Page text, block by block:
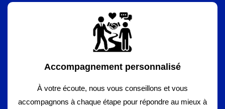
Accompagnement personnalisé
À votre écoute, nous vous conseillons et vous
accompagnons à chaque étape pour répondre au mieux à